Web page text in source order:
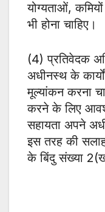
योग्यताओं,
भी होना चाहिए।
(4) प्रतिवेदक
अधीनस्थ के
मूल्यांकन करना
करने के लिए
सहायता अपने
इस तरह की
के बिंदु संख्या